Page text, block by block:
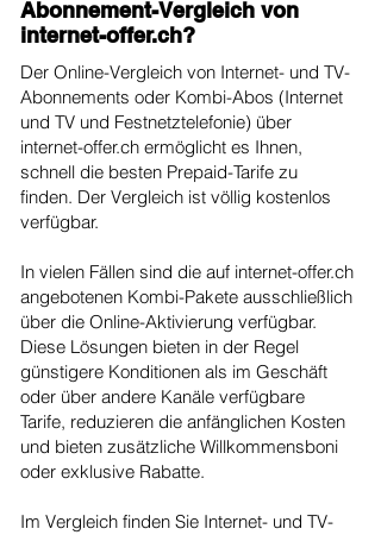
Abonnement-Vergleich von
internet-offer.ch?
Der Online-Vergleich von Internet- und TV-
Abonnements oder Kombi-Abos (Internet
und TV und Festnetztelefonie) über
internet-offer.ch ermöglicht es Ihnen,
schnell die besten Prepaid-Tarife zu
finden. Der Vergleich ist völlig kostenlos
verfügbar.
In vielen Fällen sind die auf internet-offer.ch
angebotenen Kombi-Pakete ausschließlich
über die Online-Aktivierung verfügbar.
Diese Lösungen bieten in der Regel
günstigere Konditionen als im Geschäft
oder über andere Kanäle verfügbare
Tarife, reduzieren die anfänglichen Kosten
und bieten zusätzliche Willkommensboni
oder exklusive Rabatte.
Im Vergleich finden Sie Internet- und TV-